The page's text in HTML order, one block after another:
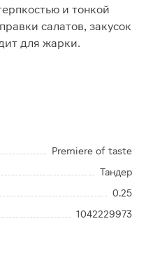
и тонкой
салатов, закусок
для жарки.
Premiere of taste
Тандер
0.25
1042229973